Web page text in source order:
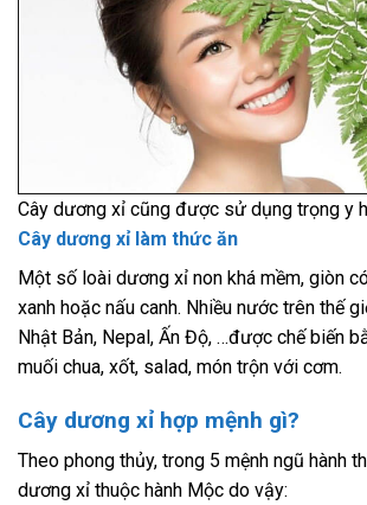
Cây dương xỉ cũng được sử dụng trọng y
Cây dương xỉ làm thức ăn
Một số loài dương xỉ non khá mềm, giòn
xanh hoặc nấu canh. Nhiều nước trên thế
Nhật Bản, Nepal, Ấn Độ, …được chế biến
muối chua, xốt, salad, món trộn với cơm.
Cây dương xỉ hợp mệnh gì?
Theo phong thủy, trong 5 mệnh ngũ hành
dương xỉ thuộc hành Mộc do vậy: